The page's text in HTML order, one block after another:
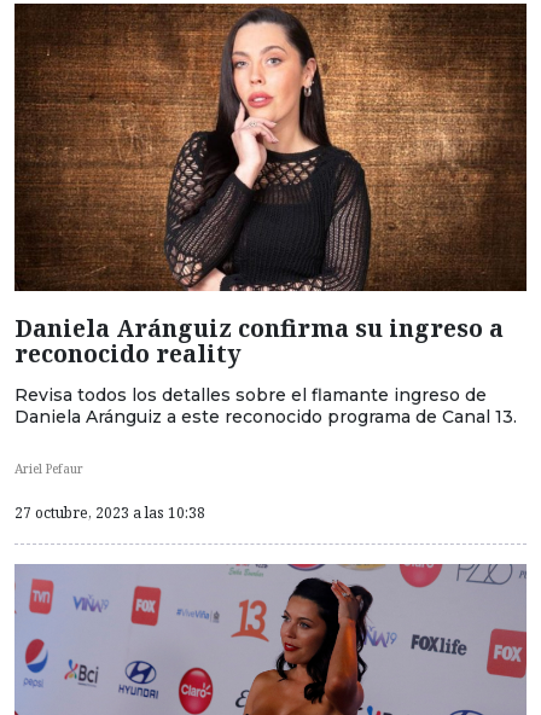
Daniela Aránguiz confirma su ingreso a
reconocido reality
Revisa todos los detalles sobre el flamante ingreso de
Daniela Aránguiz a este reconocido programa de Canal 13.
Ariel Pefaur
27 octubre, 2023 a las 10:38